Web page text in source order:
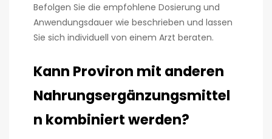
Befolgen Sie die empfohlene Dosierung und
Anwendungsdauer wie beschrieben und lassen
Sie sich individuell von einem Arzt beraten.
Kann Proviron mit anderen
Nahrungsergänzungsmittel
n kombiniert werden?